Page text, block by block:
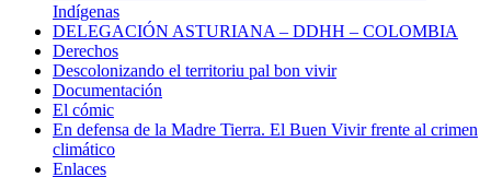
Indígenas
DELEGACIÓN ASTURIANA – DDHH – COLOMBIA
Derechos
Descolonizando el territoriu pal bon vivir
Documentación
El cómic
En defensa de la Madre Tierra. El Buen Vivir frente al crimen
climático
Enlaces